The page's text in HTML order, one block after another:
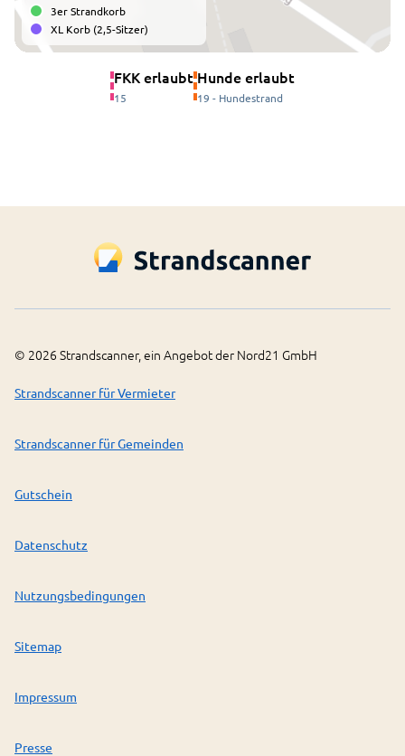
3er Strandkorb
XL Korb (2,5-Sitzer)
FKK erlaubt
15
Hunde erlaubt
19 - Hundestrand
© 2026 Strandscanner, ein Angebot der Nord21 GmbH
Strandscanner für Vermieter
Strandscanner für Gemeinden
Gutschein
Datenschutz
Nutzungsbedingungen
Sitemap
Impressum
Presse